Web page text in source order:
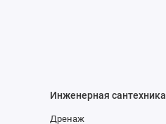
Инженерная сантехника
Дренаж